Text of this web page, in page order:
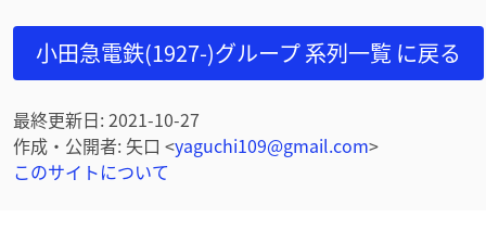
小田急電鉄(1927-)グループ 系列一覧 に戻る
最終更新日:2021-10-27
作成・公開者: 矢口 <yaguchi109@gmail.com>
このサイトについて